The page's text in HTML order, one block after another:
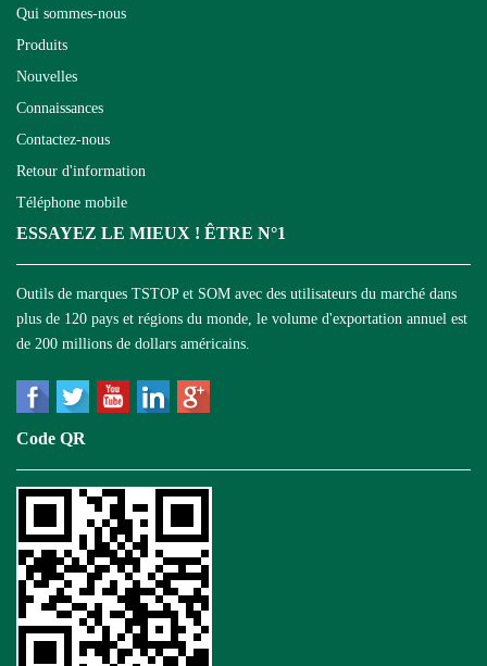
Qui sommes-nous
Produits
Nouvelles
Connaissances
Contactez-nous
Retour d'information
Téléphone mobile
ESSAYEZ LE MIEUX ! ÊTRE N°1
Outils de marques TSTOP et SOM avec des utilisateurs du marché dans
plus de 120 pays et régions du monde, le volume d'exportation annuel est
de 200 millions de dollars américains.
Code QR